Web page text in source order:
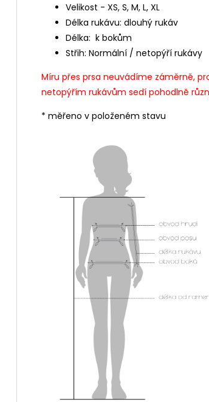
Velikost - XS, S, M, L, XL
Délka rukávu: dlouhý rukáv
Délka: k bokům
Střih: Normální / netopýří rukávy
Míru přes prsa neuvádíme záměrně,
netopýřím rukávům sedí pohodlně
* měřeno v položeném stavu